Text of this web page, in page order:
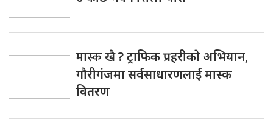
मास्कखै ? ट्राफिक प्रहरीकाे अभियान,
गाैरीगंजमा सर्वसाधारणलाई मास्क
वितरण